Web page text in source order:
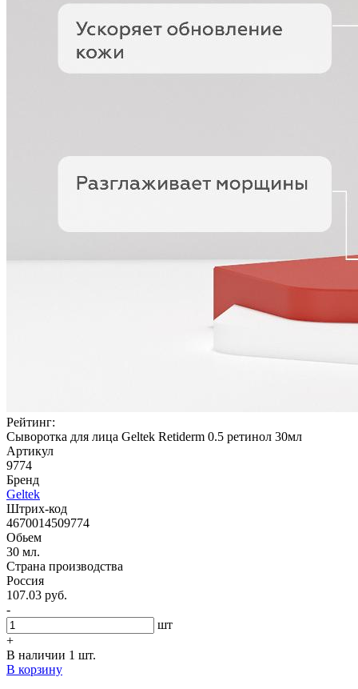
Рейтинг:
Сыворотка для лица Geltek Retiderm 0.5 ретинол 30мл
Артикул
9774
Бренд
Geltek
Штрих-код
4670014509774
Обьем
30 мл.
Страна производства
Россия
107.03 руб.
-
шт
+
В наличии 1 шт.
В корзину